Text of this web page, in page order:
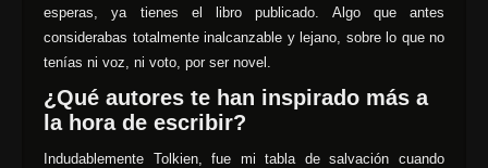
esperas, ya tienes el libro publicado. Algo que antes
considerabas totalmente inalcanzable y lejano, sobre lo que no
tenías ni voz, ni voto, por ser novel.
¿Qué autores te han inspirado más a
la hora de escribir?
Indudablemente Tolkien, fue mi tabla de salvación cuando